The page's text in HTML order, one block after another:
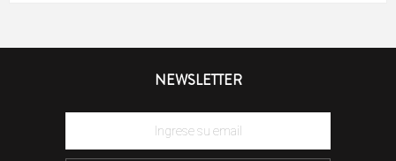
NEWSLETTER